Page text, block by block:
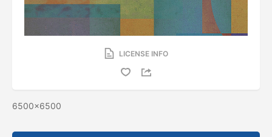
LICENSE INFO
6500x6500